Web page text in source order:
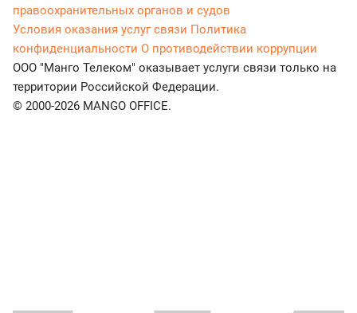
правоохранительных органов и судов
Условия оказания услуг связи Политика
конфиденциальности О противодействии коррупции
ООО "Манго Телеком" оказывает услуги связи только на
территории Российской Федерации.
© 2000-2026 MANGO OFFICE.